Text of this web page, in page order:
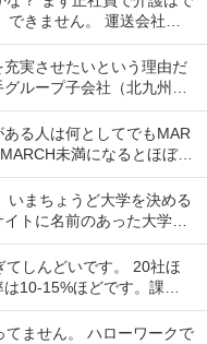
できません。 運送会社の
去にうつ...
実させたいという理由だ
ループ子会社（北九州）
いですか？
る人は何としてでもMAR
未満になるとほぼ行
ありMA...
いまちょうど大学を決める
トに名前のあった大学に
い事で「活動...
しんどいです。 20社ほ
10-15%ほどです。課題
ることに...
ません。 ハローワークで